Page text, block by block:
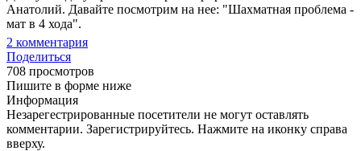
Анатолий. Давайте посмотрим на нее: "Шахматная проблема -
мат в 4 хода".
2 комментария
Поделиться
708 просмотров
Пишите в форме ниже
Информация
Незарегестрированные посетители не могут оставлять
комментарии. Зарегистрируйтесь. Нажмите на иконку справа
вверху.